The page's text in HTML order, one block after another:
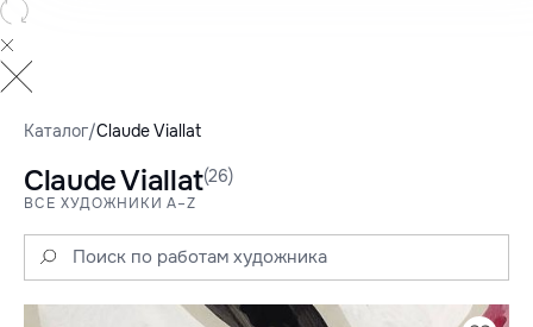
Каталог/Claude Viallat
Claude Viallat(26)
ВСЕ ХУДОЖНИКИ A–Z